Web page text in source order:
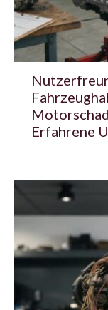
Erfahrene